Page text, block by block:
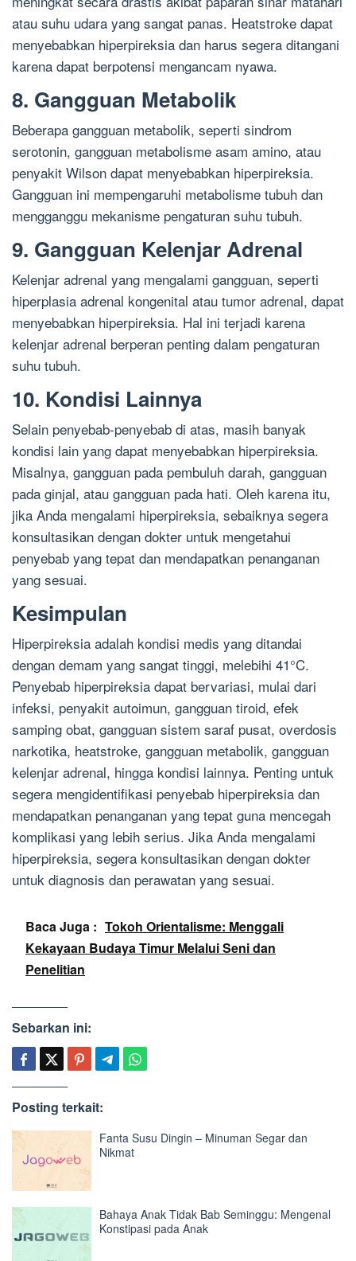
atau suhu udara yang sangat panas. Heatstroke dapat
menyebabkan hiperpireksia dan harus segera ditangani
karena dapat berpotensi mengancam nyawa.
8. Gangguan Metabolik
Beberapa gangguan metabolik, seperti sindrom
serotonin, gangguan metabolisme asam amino, atau
penyakit Wilson dapat menyebabkan hiperpireksia.
Gangguan ini mempengaruhi metabolisme tubuh dan
mengganggu mekanisme pengaturan suhu tubuh.
9. Gangguan Kelenjar Adrenal
Kelenjar adrenal yang mengalami gangguan, seperti
hiperplasia adrenal kongenital atau tumor adrenal, dapat
menyebabkan hiperpireksia. Hal ini terjadi karena
kelenjar adrenal berperan penting dalam pengaturan
suhu tubuh.
10. Kondisi Lainnya
Selain penyebab-penyebab di atas, masih banyak
kondisi lain yang dapat menyebabkan hiperpireksia.
Misalnya, gangguan pada pembuluh darah, gangguan
pada ginjal, atau gangguan pada hati. Oleh karena itu,
jika Anda mengalami hiperpireksia, sebaiknya segera
konsultasikan dengan dokter untuk mengetahui
penyebab yang tepat dan mendapatkan penanganan
yang sesuai.
Kesimpulan
Hiperpireksia adalah kondisi medis yang ditandai
dengan demam yang sangat tinggi, melebihi 41°C.
Penyebab hiperpireksia dapat bervariasi, mulai dari
infeksi, penyakit autoimun, gangguan tiroid, efek
samping obat, gangguan sistem saraf pusat, overdosis
narkotika, heatstroke, gangguan metabolik, gangguan
kelenjar adrenal, hingga kondisi lainnya. Penting untuk
segera mengidentifikasi penyebab hiperpireksia dan
mendapatkan penanganan yang tepat guna mencegah
komplikasi yang lebih serius. Jika Anda mengalami
hiperpireksia, segera konsultasikan dengan dokter
untuk diagnosis dan perawatan yang sesuai.
Baca Juga : Tokoh Orientalisme: Menggali
Kekayaan Budaya Timur Melalui Seni dan
Penelitian
Sebarkan ini:
Posting terkait:
Fanta Susu Dingin – Minuman Segar dan
Nikmat
Bahaya Anak Tidak Bab Seminggu: Mengenal
Konstipasi pada Anak